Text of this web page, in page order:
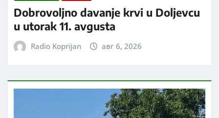
Dobrovoljno davanje krvi u Doljevcu
u utorak 11. avgusta
Radio Koprijan авг 6, 2026